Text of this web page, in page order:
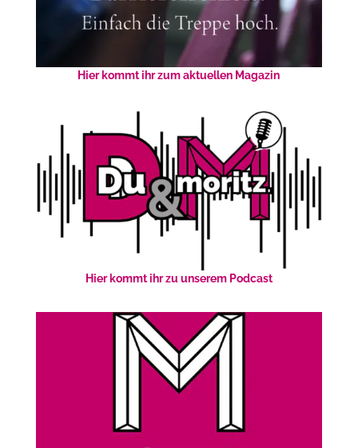
Hier kommt ihr zum aktuellen Magazin
Hier kommt ihr zu unserem Podcast